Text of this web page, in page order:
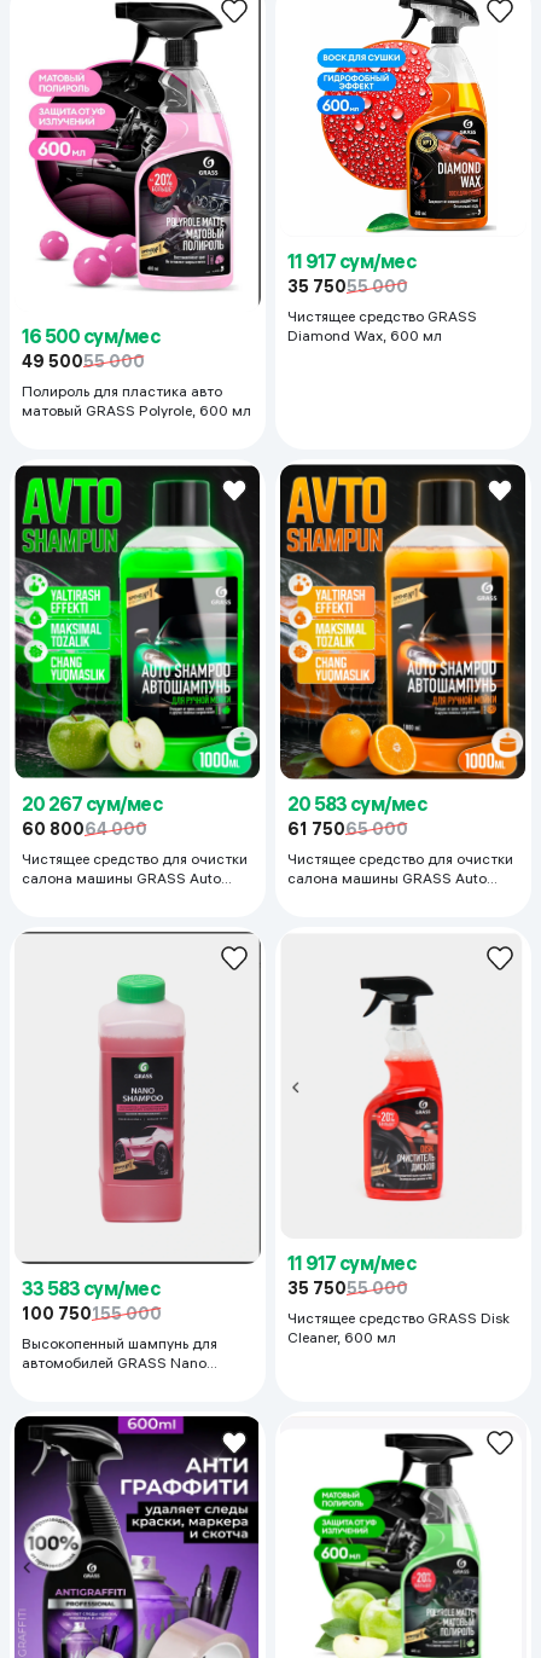
16 500 сум/мес
49 50055 000
Полироль для пластика авто
матовый GRASS Polyrole, 600 мл
11 917 сум/мес
35 75055 000
Чистящее средство GRASS
Diamond Wax, 600 мл
20 267 сум/мес
60 80064 000
Чистящее средство для очистки
салона машины GRASS Auto
20 583 сум/мес
61 75065 000
Чистящее средство для очистки
салона машины GRASS Auto
33 583 сум/мес
100 750155 000
Высокопенный шампунь для
автомобилей GRASS Nano
11 917 сум/мес
35 75055 000
Чистящее средство GRASS Disk
Cleaner, 600 мл